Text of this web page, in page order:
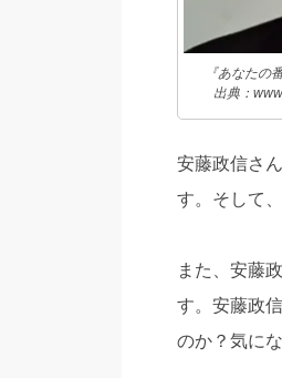
『あなたの
出典：
安藤政信さ
す。そして
また、安藤
す。安藤政
のか？気に